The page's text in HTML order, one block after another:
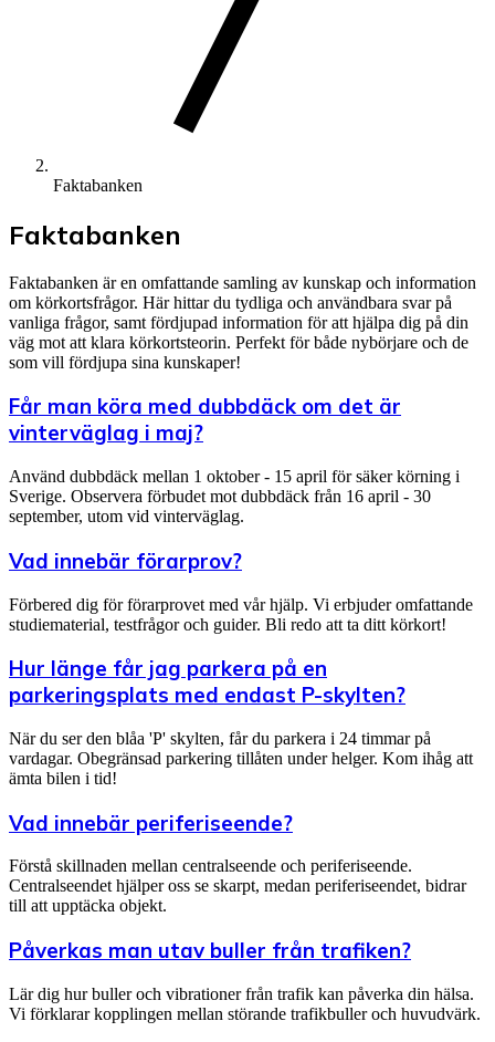
Faktabanken
Faktabanken
Faktabanken är en omfattande samling av kunskap och information
om körkortsfrågor. Här hittar du tydliga och användbara svar på
vanliga frågor, samt fördjupad information för att hjälpa dig på din
väg mot att klara körkortsteorin. Perfekt för både nybörjare och de
som vill fördjupa sina kunskaper!
Får man köra med dubbdäck om det är
vinterväglag i maj?
Använd dubbdäck mellan 1 oktober - 15 april för säker körning i
Sverige. Observera förbudet mot dubbdäck från 16 april - 30
september, utom vid vinterväglag.
Vad innebär förarprov?
Förbered dig för förarprovet med vår hjälp. Vi erbjuder omfattande
studiematerial, testfrågor och guider. Bli redo att ta ditt körkort!
Hur länge får jag parkera på en
parkeringsplats med endast P-skylten?
När du ser den blåa 'P' skylten, får du parkera i 24 timmar på
vardagar. Obegränsad parkering tillåten under helger. Kom ihåg att
ämta bilen i tid!
Vad innebär periferiseende?
Förstå skillnaden mellan centralseende och periferiseende.
Centralseendet hjälper oss se skarpt, medan periferiseendet, bidrar
till att upptäcka objekt.
Påverkas man utav buller från trafiken?
Lär dig hur buller och vibrationer från trafik kan påverka din hälsa.
Vi förklarar kopplingen mellan störande trafikbuller och huvudvärk.